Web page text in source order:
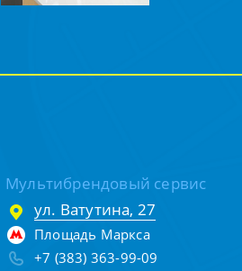
Мультибрендовый сервис
ул. Ватутина, 27
Площадь Маркса
+7 (383) 363-99-09